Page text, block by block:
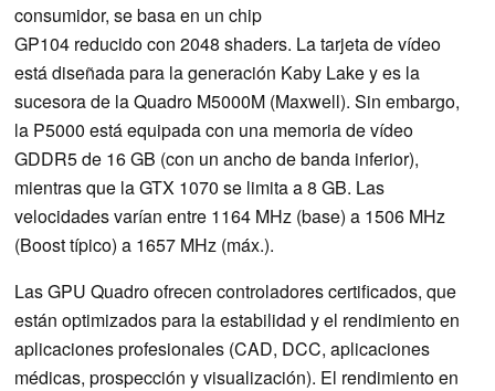
consumidor, se basa en un chip
GP104 reducido con 2048 shaders. La tarjeta de vídeo
está diseñada para la generación Kaby Lake y es la
sucesora de la Quadro M5000M (Maxwell). Sin embargo,
la P5000 está equipada con una memoria de vídeo
GDDR5 de 16 GB (con un ancho de banda inferior),
mientras que la GTX 1070 se limita a 8 GB. Las
velocidades varían entre 1164 MHz (base) a 1506 MHz
(Boost típico) a 1657 MHz (máx.).
Las GPU Quadro ofrecen controladores certificados, que
están optimizados para la estabilidad y el rendimiento en
aplicaciones profesionales (CAD, DCC, aplicaciones
médicas, prospección y visualización). El rendimiento en